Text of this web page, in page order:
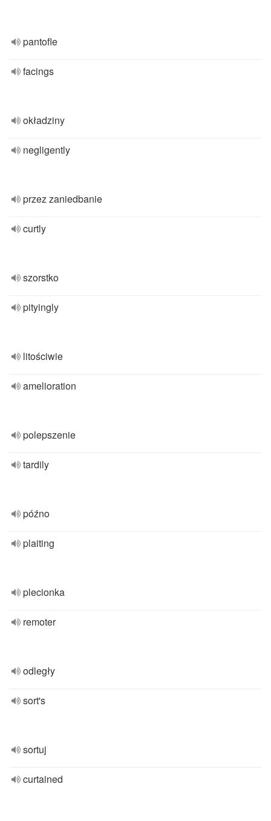
pantofle
facings
okładziny
negligently
przez zaniedbanie
curtly
szorstko
pityingly
litościwie
amelioration
polepszenie
tardily
późno
plaiting
plecionka
remoter
odległy
sort's
sortuj
curtained